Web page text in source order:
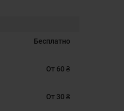
Бесплатно
От 60 ₴
От 30 ₴